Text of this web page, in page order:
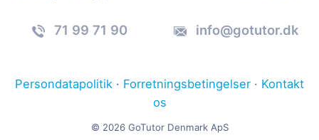
71 99 71 90 info@gotutor.dk
Persondatapolitik · Forretningsbetingelser · Kontakt
os
© 2026 GoTutor Denmark ApS